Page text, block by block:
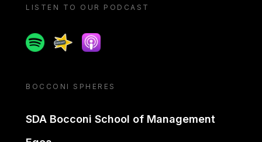
LISTEN TO OUR PODCAST
SpotifySpreakerApple podcast
BOCCONI SPHERES
SDA Bocconi School of Management